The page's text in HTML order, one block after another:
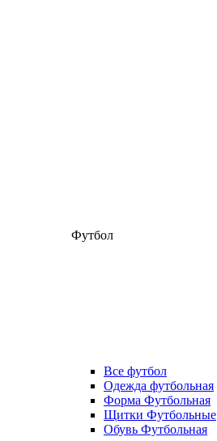
Футбол
Все футбол
Одежда футбольная
Форма Футбольная
Щитки Футбольные
Обувь Футбольная